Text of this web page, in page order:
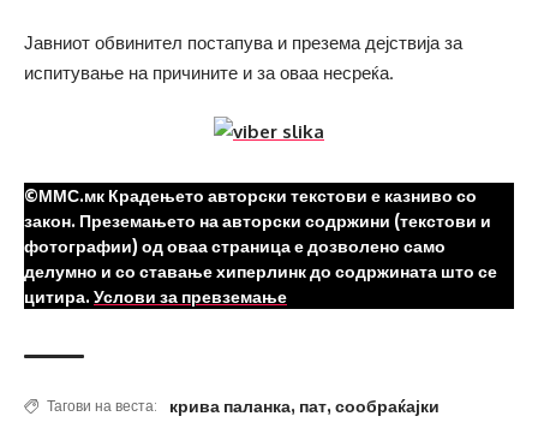
Јавниот обвинител постапува и презема дејствија за
испитување на причините и за оваа несреќа.
©ММС.мк Крадењето авторски текстови е казниво со
закон. Преземањето на авторски содржини (текстови и
фотографии) од оваа страница е дозволено само
делумно и со ставање хиперлинк до содржината што се
цитира. Услови за превземање
Тагови на веста: крива паланка, пат, сообраќајки